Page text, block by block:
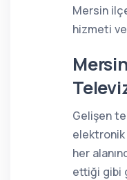
Mersin
hizmeti
Gelişen
elektronik
her
ettiği gibi